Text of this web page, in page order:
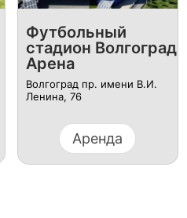
Футбольный
стадион Волгоград
Арена
Волгоград пр. имени В.И.
Ленина, 76
Аренда